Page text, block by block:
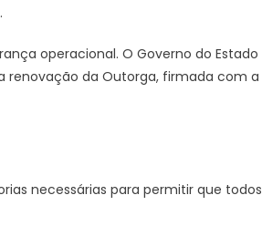
operacional. O Governo do Estado
renovação da Outorga, firmada com a
necessárias para permitir que todos